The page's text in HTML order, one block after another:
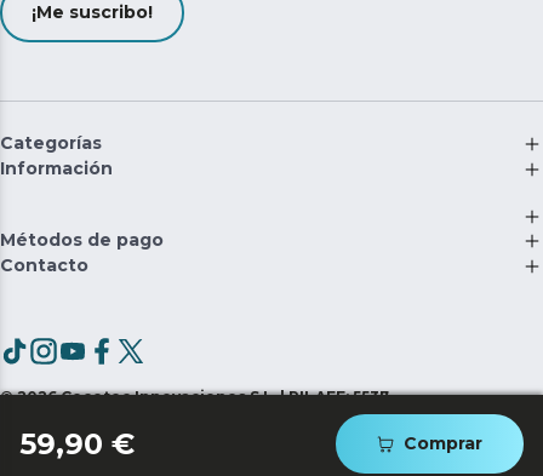
59,90 € Comprar
¡Me suscribo!
Categorías
Información
Métodos de pago
Contacto
©2026 Cecotec Innovaciones S.L. | RII-AEE: 5537